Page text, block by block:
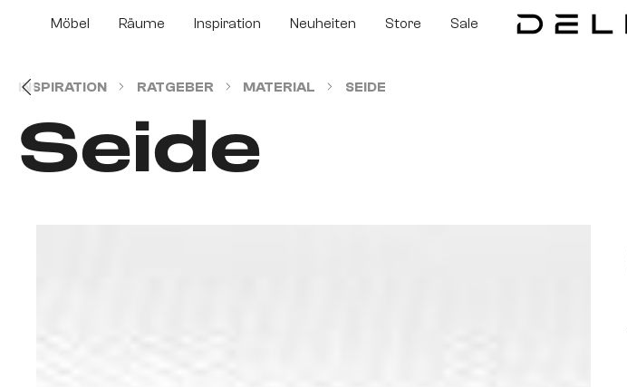
Hauptinhalt springen
Zur Suche springen
Zur Hauptnavigation springen
Möbel Räume Inspiration Neuheiten Store Sale
INSPIRATION RATGEBER MATERIAL SEIDE
Seide